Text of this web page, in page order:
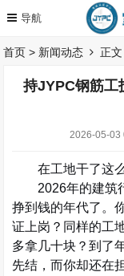
首页 > 新闻动态 正文
持JYPC钢筋工
2026-05-03
在工地干了这
2026年的建筑
挣到钱的年代了。
证上岗？同样的工
多拿几十块？到了
先结，而你却还在